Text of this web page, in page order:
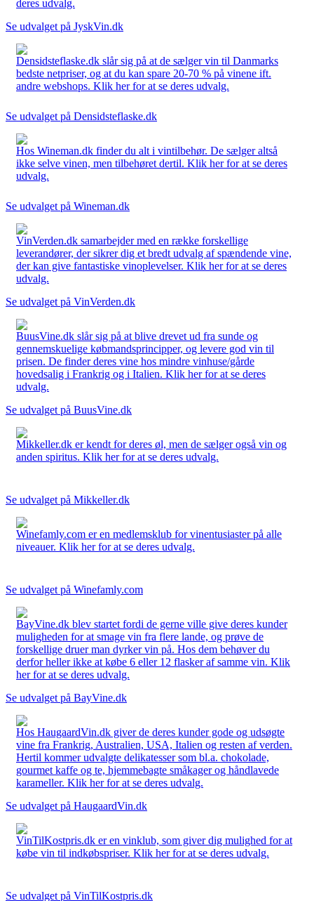
deres udvalg.
Se udvalget på JyskVin.dk
Densidsteflaske.dk slår sig på at de sælger vin til Danmarks
bedste netpriser, og at du kan spare 20-70 % på vinene ift.
andre webshops. Klik her for at se deres udvalg.
Se udvalget på Densidsteflaske.dk
Hos Wineman.dk finder du alt i vintilbehør. De sælger altså
ikke selve vinen, men tilbehøret dertil. Klik her for at se deres
udvalg.
Se udvalget på Wineman.dk
VinVerden.dk samarbejder med en række forskellige
leverandører, der sikrer dig et bredt udvalg af spændende vine,
der kan give fantastiske vinoplevelser. Klik her for at se deres
udvalg.
Se udvalget på VinVerden.dk
BuusVine.dk slår sig på at blive drevet ud fra sunde og
gennemskuelige købmandsprincipper, og levere god vin til
prisen. De finder deres vine hos mindre vinhuse/gårde
hovedsalig i Frankrig og i Italien. Klik her for at se deres
udvalg.
Se udvalget på BuusVine.dk
Mikkeller.dk er kendt for deres øl, men de sælger også vin og
anden spiritus. Klik her for at se deres udvalg.
Se udvalget på Mikkeller.dk
Winefamly.com er en medlemsklub for vinentusiaster på alle
niveauer. Klik her for at se deres udvalg.
Se udvalget på Winefamly.com
BayVine.dk blev startet fordi de gerne ville give deres kunder
muligheden for at smage vin fra flere lande, og prøve de
forskellige druer man dyrker vin på. Hos dem behøver du
derfor heller ikke at købe 6 eller 12 flasker af samme vin. Klik
her for at se deres udvalg.
Se udvalget på BayVine.dk
Hos HaugaardVin.dk giver de deres kunder gode og udsøgte
vine fra Frankrig, Australien, USA, Italien og resten af verden.
Hertil kommer udvalgte delikatesser som bl.a. chokolade,
gourmet kaffe og te, hjemmebagte småkager og håndlavede
karameller. Klik her for at se deres udvalg.
Se udvalget på HaugaardVin.dk
VinTilKostpris.dk er en vinklub, som giver dig mulighed for at
købe vin til indkøbspriser. Klik her for at se deres udvalg.
Se udvalget på VinTilKostpris.dk